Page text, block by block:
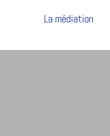
La médiation